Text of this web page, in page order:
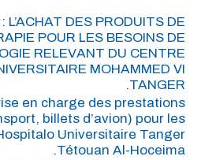
DES PRODUITS DE
POUR LES BESOINS DE
RELEVANT DU CENTRE
MOHAMMED VI
TANGER.
en charge des prestations
billets d’avion) pour les
Universitaire Tanger
Tétouan Al-Hoceima.